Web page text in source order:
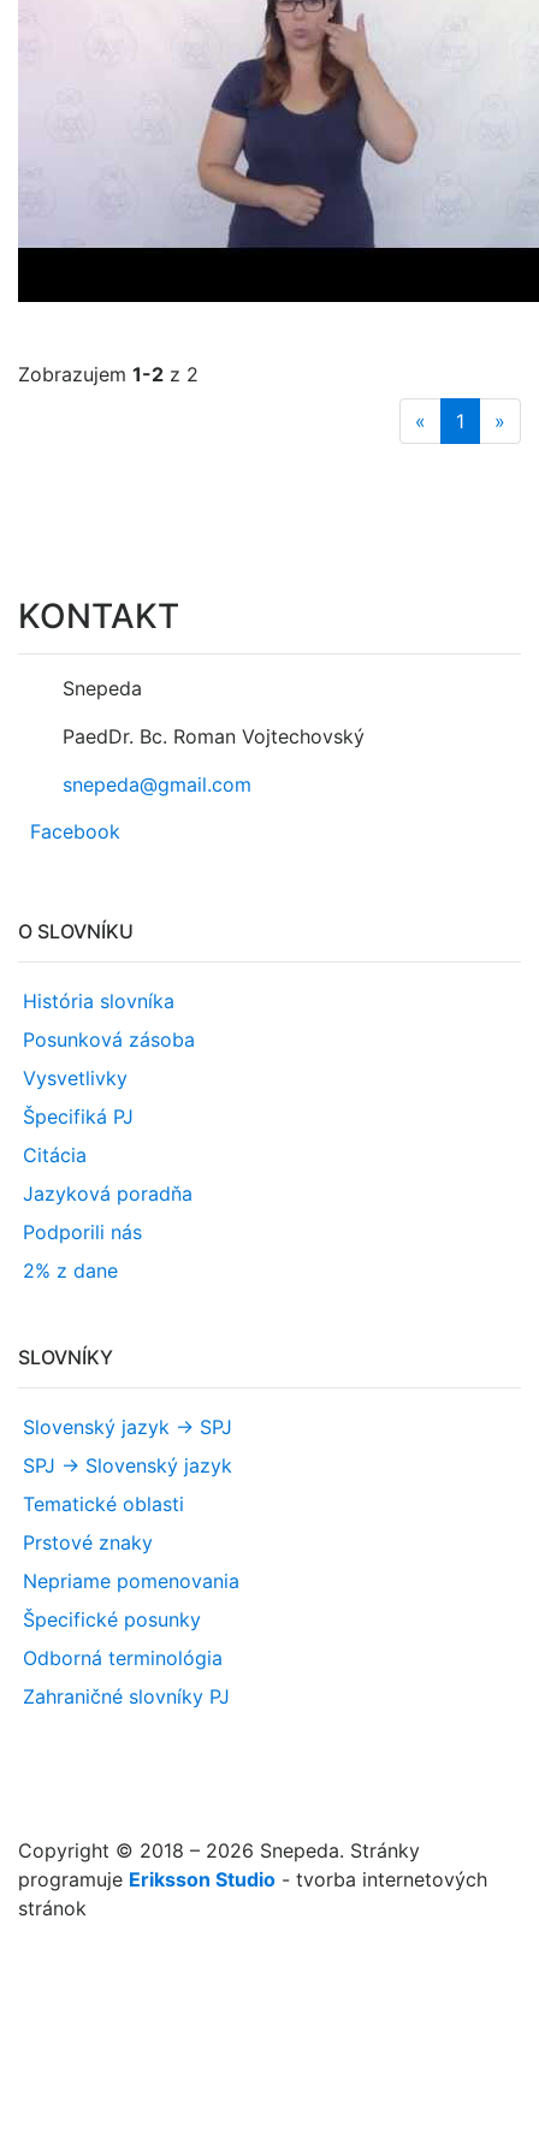
Zobrazujem 1-2 z 2
«
1 »
KONTAKT
Snepeda
PaedDr. Bc. Roman Vojtechovský
snepeda@gmail.com
Facebook
O SLOVNÍKU
História slovníka
Posunková zásoba
Vysvetlivky
Špecifiká PJ
Citácia
Jazyková poradňa
Podporili nás
2% z dane
SLOVNÍKY
Slovenský jazyk -> SPJ
SPJ -> Slovenský jazyk
Tematické oblasti
Prstové znaky
Nepriame pomenovania
Špecifické posunky
Odborná terminológia
Zahraničné slovníky PJ
Copyright © 2018 – 2026 Snepeda. Stránky
programuje Eriksson Studio - tvorba internetových
stránok